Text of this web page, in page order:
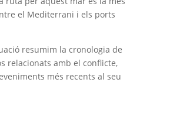
el Mediterrani i els ports
resumim la cronologia de
relacionats amb el conflicte,
més recents al seu